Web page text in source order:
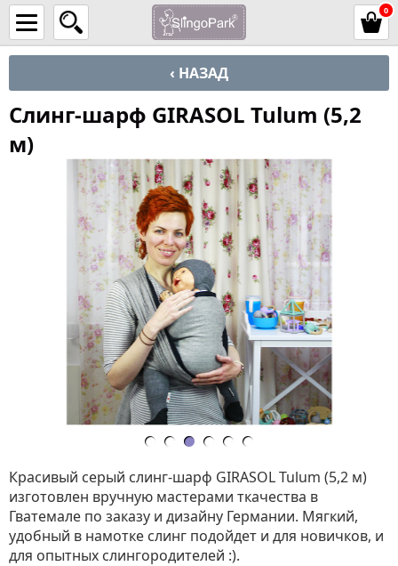
0
‹ НАЗАД
Слинг-шарф GIRASOL Tulum (5,2
м)
Красивый серый слинг-шарф GIRASOL Tulum (5,2 м)
изготовлен вручную мастерами ткачества в
Гватемале по заказу и дизайну Германии. Мягкий,
удобный в намотке слинг подойдет и для новичков, и
для опытных слингородителей :).